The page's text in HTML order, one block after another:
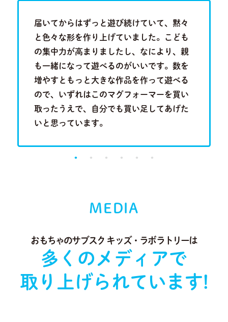
届いてからはずっと遊び続けていて、黙々
と色々な形を作り上げていました。こども
の集中力が高まりましたし、なにより、親
も一緒になって遊べるのがいいです。数を
増やすともっと大きな作品を作って遊べる
ので、いずれはこのマグフォーマーを買い
取ったうえで、自分でも買い足してあげた
いと思っています。
MEDIA
おもちゃのサブスク キッズ・ラボラトリーは
多くのメディアで
取り上げられています!